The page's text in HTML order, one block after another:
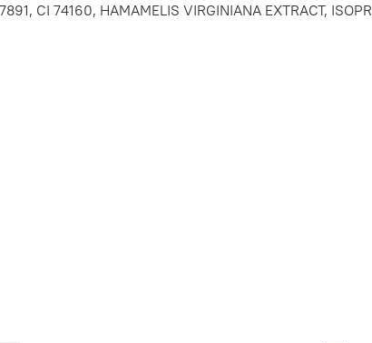
CI 74160, HAMAMELIS VIRGINIANA EXTRACT,